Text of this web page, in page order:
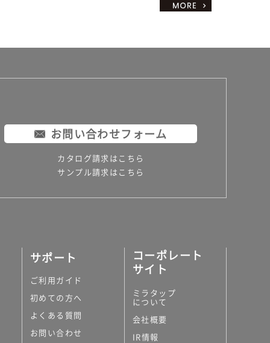
お問い合わせフォーム
カタログ請求はこちら
サンプル請求はこちら
サポート
ご利用ガイド
初めての方へ
よくある質問
お問い合わせ
コーポレート
サイト
ミラタップ
について
会社概要
IR情報